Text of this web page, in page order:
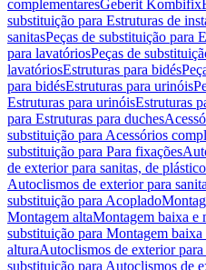
complementaresGeberit Kombifix
substituição para Estruturas de
sanitasPeças de substituição para
para lavatóriosPeças de
lavatóriosEstruturas para bidés
para bidésEstruturas para urinóis
Estruturas para urinóisEstruturas
para Estruturas para duches
substituição para Acessórios
substituição para Para fixações
de exterior para sanitas, de plástico
Autoclismos de exterior para
substituição para Acoplado
Montagem altaMontagem baixa e
substituição para Montagem
alturaAutoclismos de exterior para
substituição para Autoclismos de